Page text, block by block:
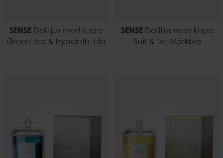
SENSE Doftljus med kupa
Green tea & hyacinth, Lila
SENSE Doftljus med kupa
Suit & tie, Mörkblå